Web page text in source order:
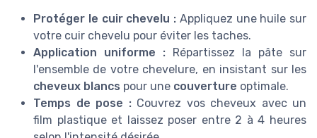
Protéger le cuir chevelu : Appliquez une huile sur
votre cuir chevelu pour éviter les taches.
Application uniforme : Répartissez la pâte sur
l'ensemble de votre chevelure, en insistant sur les
cheveux blancs pour une couverture optimale.
Temps de pose :Couvrez vos cheveux avec un
film plastique et laissez poser entre 2 à 4 heures